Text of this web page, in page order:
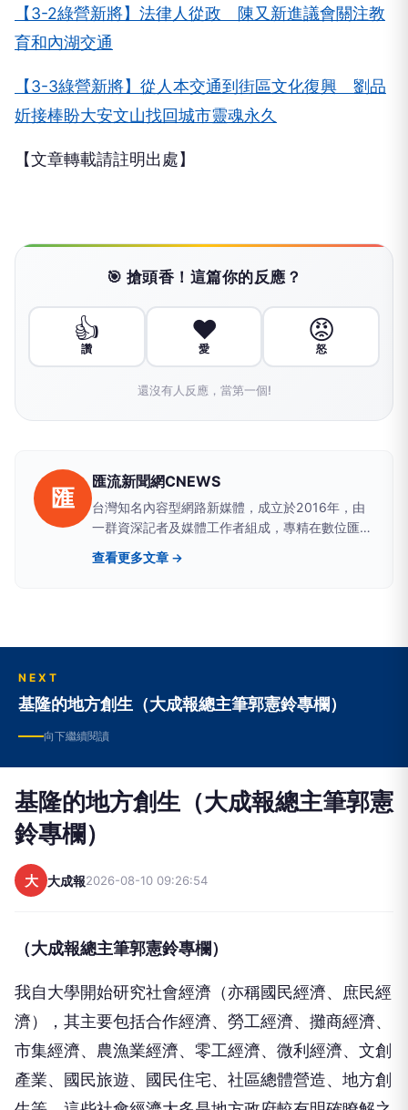
【3-2綠營新將】法律人從政 陳又新進議會關注教
育和內湖交通
【3-3綠營新將】從人本交通到街區文化復興 劉品
妡接棒盼大安文山找回城市靈魂永久
【文章轉載請註明出處】
🎯 搶頭香！這篇你的反應？
👍
讚
❤️
愛
😡
怒
還沒有人反應，當第一個!
匯
匯流新聞網CNEWS
台灣知名內容型網路新媒體，成立於2016年，由
一群資深記者及媒體工作者組成，專精在數位匯
流、醫藥生活、網路科技、政治民調、新能源及金
融財經等領域。新聞擴散平台包括雅虎、google
查看更多文章 →
NEXT
基隆的地方創生（大成報總主筆郭憲鈴專欄）
向下繼續閱讀
基隆的地方創生（大成報總主筆郭憲
鈴專欄）
大 大成報2026-08-10 09:26:54
（大成報總主筆郭憲鈴專欄）
我自大學開始研究社會經濟（亦稱國民經濟、庶民經
濟），其主要包括合作經濟、勞工經濟、攤商經濟、
市集經濟、農漁業經濟、零工經濟、微利經濟、文創
產業、國民旅遊、國民住宅、社區總體營造、地方創